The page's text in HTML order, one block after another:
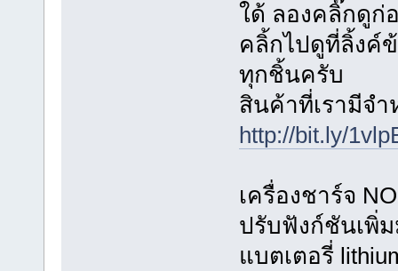
ใด้ ลองคลิ๊กดู
คลิ้กไปดูที่ลิ้งค์
ทุกชิ้นครับ
สินค้าที่เรามีจ
http://bit.ly/
เครื่องชาร์จ
ปรับฟังก์ชันเพิ่
แบตเตอรี่